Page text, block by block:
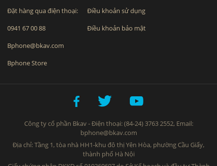
Đặt hàng qua điện thoại:
0941 67 00 88
Bphone@bkav.com
Bphone Store
Điều khoản sử dụng
Điều khoản bảo mật
Công ty cổ phần Bkav - Điện thoại: (84-24) 3763 2552, Email:
bphone@bkav.com
Địa chỉ: Tầng 1, tòa nhà HH1-khu đô thị Yên Hòa, phường Cầu Giấy,
thành phố Hà Nội